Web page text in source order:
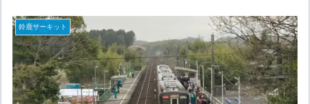
鈴鹿サーキット